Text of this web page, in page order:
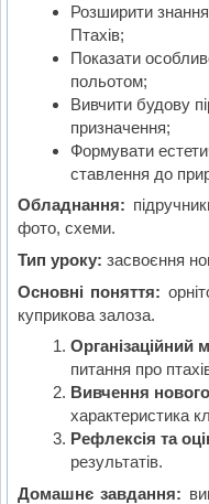
Розширити знання
Птахів;
Показати
польотом;
Вивчити будову
призначення;
Формувати
ставлення до
Обладнання:
фото, схеми.
Тип уроку: засвоєння
Основні поняття:
куприкова залоза.
Організаційний
питання про
Вивчення
характеристика
Рефлексія та
результатів.
Домашнє завдання: